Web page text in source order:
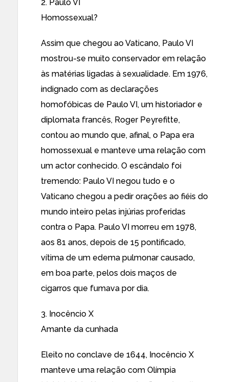
2. Paulo VI
Homossexual?
Assim que chegou ao Vaticano, Paulo VI
mostrou-se muito conservador em relação
às matérias ligadas à sexualidade. Em 1976,
indignado com as declarações
homofóbicas de Paulo VI, um historiador e
diplomata francês, Roger Peyrefitte,
contou ao mundo que, afinal, o Papa era
homossexual e manteve uma relação com
um actor conhecido. O escândalo foi
tremendo: Paulo VI negou tudo e o
Vaticano chegou a pedir orações ao fiéis do
mundo inteiro pelas injúrias proferidas
contra o Papa. Paulo VI morreu em 1978,
aos 81 anos, depois de 15 pontificado,
vítima de um edema pulmonar causado,
em boa parte, pelos dois maços de
cigarros que fumava por dia.
3. Inocêncio X
Amante da cunhada
Eleito no conclave de 1644, Inocêncio X
manteve uma relação com Olímpia